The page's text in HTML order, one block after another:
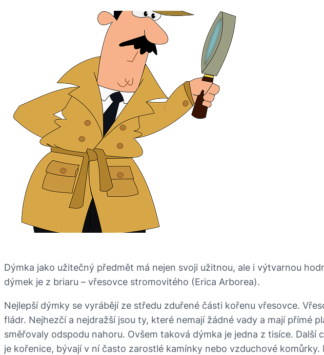
Dýmka jako užitečný předmět má nejen svoji užitnou, ale i výtvarnou
dýmek je z briaru – vřesovce stromovitého (Erica Arborea).
Nejlepší dýmky se vyrábějí ze středu zduřené části kořenu vřesovce.
fládr. Nejhezčí a nejdražší jsou ty, které nemají žádné vady a mají přímé
směřovaly odspodu nahoru. Ovšem taková dýmka je jedna z tisíce.
je kořenice, bývají v ní často zarostlé kamínky nebo vzduchové